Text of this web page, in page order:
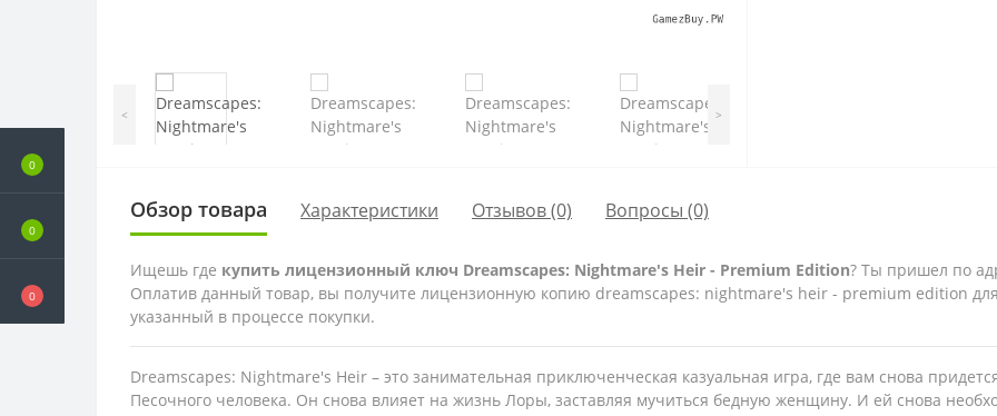
0
0
0
< >
Обзор товара Характеристики Отзывов (0) Вопросы (0)
Ищешь где купить лицензионный ключ Dreamscapes: Nightmare's Heir - Premium Edition? Ты пришел по
Оплатив данный товар, вы получите лицензионную копию dreamscapes: nightmare's heir - premium edition
указанный в процессе покупки.
Dreamscapes: Nightmare's Heir – это занимательная приключенческая казуальная игра, где вам снова
Песочного человека. Он снова влияет на жизнь Лоры, заставляя мучиться бедную женщину. И ей снова